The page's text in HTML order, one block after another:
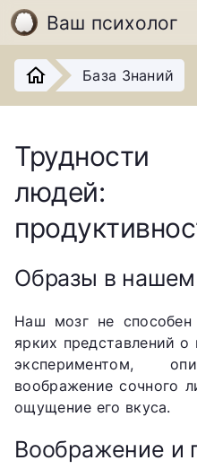
Ваш психолог
База Знаний
Трудности
людей:
Образы в нашем
Наш мозг не способен
ярких представлений
экспериментом,
воображение сочного
ощущение его вкуса.
Воображение и